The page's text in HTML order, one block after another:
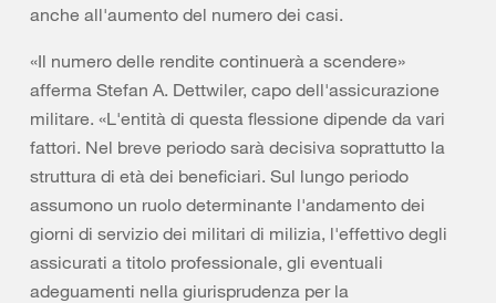
anche all'aumento del numero dei casi.
«Il numero delle rendite continuerà a scendere»
afferma Stefan A. Dettwiler, capo dell'assicurazione
militare. «L'entità di questa flessione dipende da vari
fattori. Nel breve periodo sarà decisiva soprattutto la
struttura di età dei beneficiari. Sul lungo periodo
assumono un ruolo determinante l'andamento dei
giorni di servizio dei militari di milizia, l'effettivo degli
assicurati a titolo professionale, gli eventuali
adeguamenti nella giurisprudenza per la